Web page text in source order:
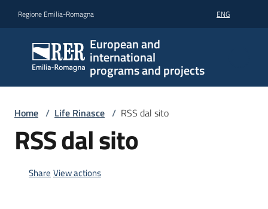
Regione Emilia-Romagna ENG
European and
international
programs and projects
Home / Life Rinasce / RSS dal sito
RSS dal sito
Share View actions